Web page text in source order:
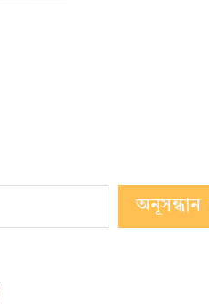
অনূসন্ধান